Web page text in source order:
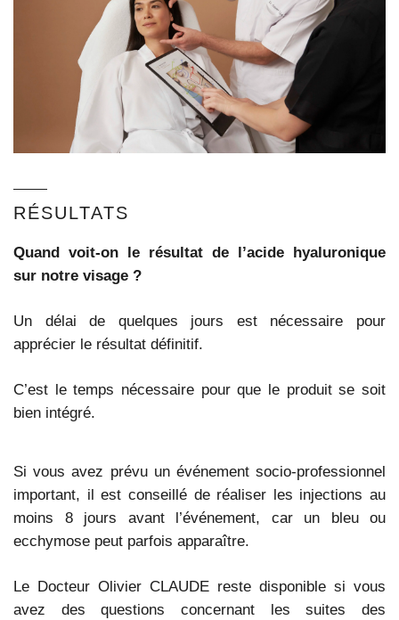
RÉSULTATS
Quand voit-on le résultat de l’acide hyaluronique
sur notre visage ?
Un délai de quelques jours est nécessaire pour
apprécier le résultat définitif.
C’est le temps nécessaire pour que le produit se soit
bien intégré.
Si vous avez prévu un événement socio-professionnel
important, il est conseillé de réaliser les injections au
moins 8 jours avant l’événement, car un bleu ou
ecchymose peut parfois apparaître.
Le Docteur Olivier CLAUDE reste disponible si vous
avez des questions concernant les suites des